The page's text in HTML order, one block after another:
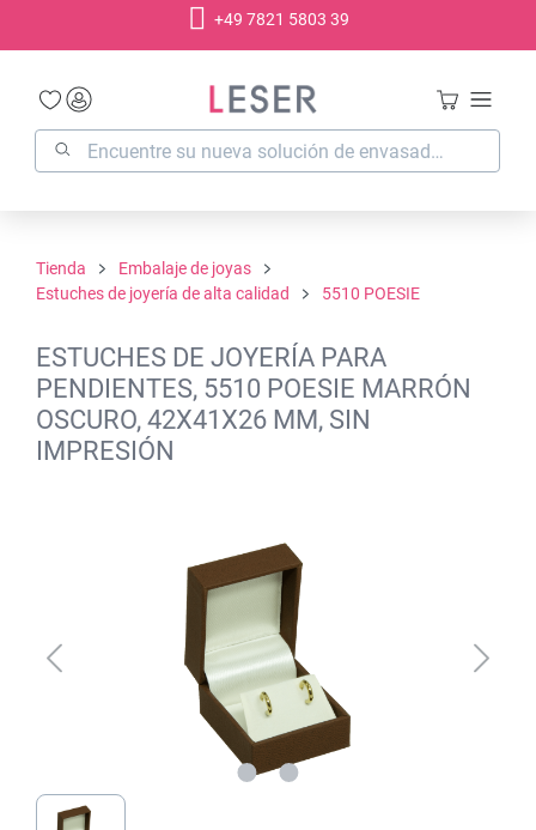
+49 7821 5803 39
Tienda
Embalaje de joyas
Estuches de joyería de alta calidad
5510 POESIE
ESTUCHES DE JOYERÍA PARA
PENDIENTES, 5510 POESIE MARRÓN
OSCURO, 42X41X26 MM, SIN
IMPRESIÓN